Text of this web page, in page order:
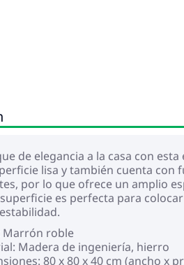
de elegancia a la casa con
lisa y también cuenta con
por lo que ofrece un amplio
es perfecta para
Marrón roble
Madera de ingeniería, hierro
80 x 80 x 40 cm (ancho x